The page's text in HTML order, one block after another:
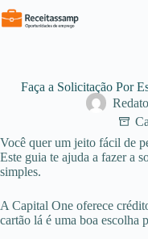
Pular
para
Faça a Solicitação Por
Você quer um jeito fácil de
Este guia te ajuda a fazer a
simples.
A Capital One oferece
cartão lá é uma boa escolha